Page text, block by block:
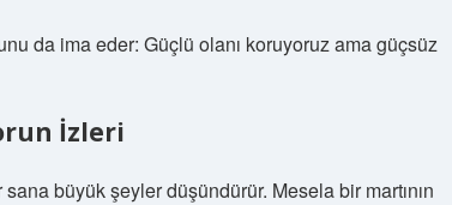
da ima eder: Güçlü olanı koruyoruz ama güçsüz
İzleri
büyük şeyler düşündürür. Mesela bir martının